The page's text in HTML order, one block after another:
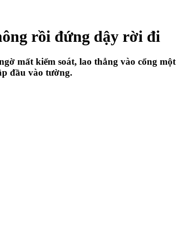
rồi đứng dậy rời đi
mất kiểm soát, lao thẳng vào cổng một
đầu vào tường.